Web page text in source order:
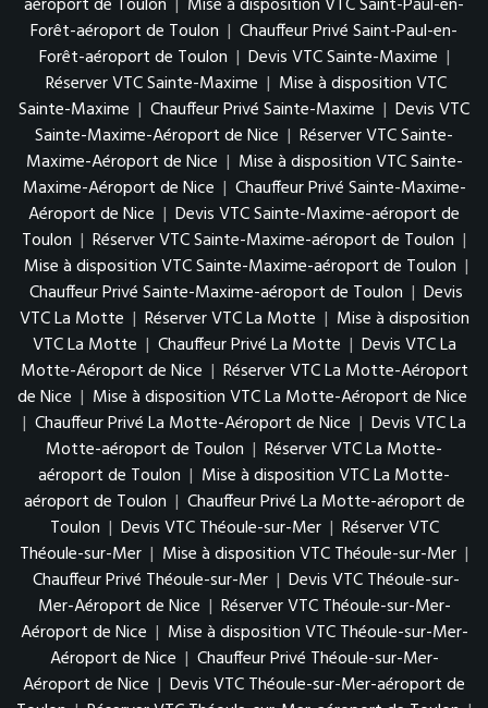
Forêt-aéroport de Toulon | Chauffeur Privé Saint-Paul-en-
Forêt-aéroport de Toulon | Devis VTC Sainte-Maxime |
Réserver VTC Sainte-Maxime | Mise à disposition VTC
Sainte-Maxime | Chauffeur Privé Sainte-Maxime | Devis VTC
Sainte-Maxime-Aéroport de Nice | Réserver VTC Sainte-
Maxime-Aéroport de Nice | Mise à disposition VTC Sainte-
Maxime-Aéroport de Nice | Chauffeur Privé Sainte-Maxime-
Aéroport de Nice | Devis VTC Sainte-Maxime-aéroport de
Toulon | Réserver VTC Sainte-Maxime-aéroport de Toulon |
Mise à disposition VTC Sainte-Maxime-aéroport de Toulon |
Chauffeur Privé Sainte-Maxime-aéroport de Toulon | Devis
VTC La Motte | Réserver VTC La Motte | Mise à disposition
VTC La Motte | Chauffeur Privé La Motte | Devis VTC La
Motte-Aéroport de Nice | Réserver VTC La Motte-Aéroport
de Nice | Mise à disposition VTC La Motte-Aéroport de Nice
| Chauffeur Privé La Motte-Aéroport de Nice | Devis VTC La
Motte-aéroport de Toulon | Réserver VTC La Motte-
aéroport de Toulon | Mise à disposition VTC La Motte-
aéroport de Toulon | Chauffeur Privé La Motte-aéroport de
Toulon | Devis VTC Théoule-sur-Mer | Réserver VTC
Théoule-sur-Mer | Mise à disposition VTC Théoule-sur-Mer |
Chauffeur Privé Théoule-sur-Mer | Devis VTC Théoule-sur-
Mer-Aéroport de Nice | Réserver VTC Théoule-sur-Mer-
Aéroport de Nice | Mise à disposition VTC Théoule-sur-Mer-
Aéroport de Nice | Chauffeur Privé Théoule-sur-Mer-
Aéroport de Nice | Devis VTC Théoule-sur-Mer-aéroport de